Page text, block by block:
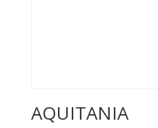
AQUITANIA